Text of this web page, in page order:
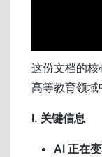
这份文档的
高等教育领域
I. 关键信息
AI 正在